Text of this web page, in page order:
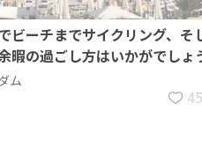
ビーチまでサイクリング、そ
暇の過ごし方はいかがでしょ
ム